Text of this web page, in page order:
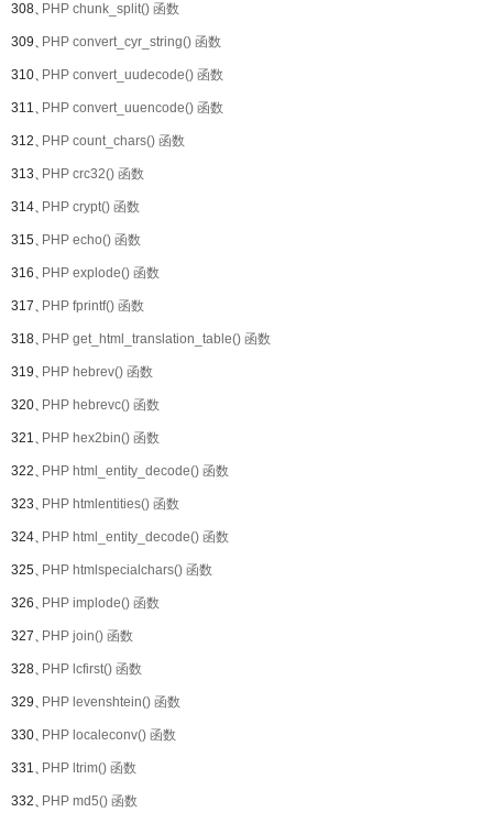
308、PHP chunk_split() 函数
309、PHP convert_cyr_string() 函数
310、PHP convert_uudecode() 函数
311、PHP convert_uuencode() 函数
312、PHP count_chars() 函数
313、PHP crc32() 函数
314、PHP crypt() 函数
315、PHP echo() 函数
316、PHP explode() 函数
317、PHP fprintf() 函数
318、PHP get_html_translation_table() 函数
319、PHP hebrev() 函数
320、PHP hebrevc() 函数
321、PHP hex2bin() 函数
322、PHP html_entity_decode() 函数
323、PHP htmlentities() 函数
324、PHP html_entity_decode() 函数
325、PHP htmlspecialchars() 函数
326、PHP implode() 函数
327、PHP join() 函数
328、PHP lcfirst() 函数
329、PHP levenshtein() 函数
330、PHP localeconv() 函数
331、PHP ltrim() 函数
332、PHP md5() 函数